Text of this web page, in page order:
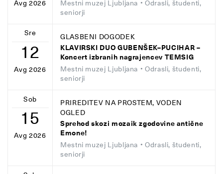
Avg 2026 Mestni muzej Ljubljana • Odrasli, študenti,
seniorji
Sre
12
Avg 2026
GLASBENI DOGODEK
KLAVIRSKI DUO GUBENŠEK–PUCIHAR –
Koncert izbranih nagrajencev TEMSIG
Mestni muzej Ljubljana • Odrasli, študenti,
seniorji
Sob
15
Avg 2026
PRIREDITEV NA PROSTEM, VODEN
OGLED
Sprehod skozi mozaik zgodovine antične
Emone!
Mestni muzej Ljubljana • Odrasli, študenti,
seniorji